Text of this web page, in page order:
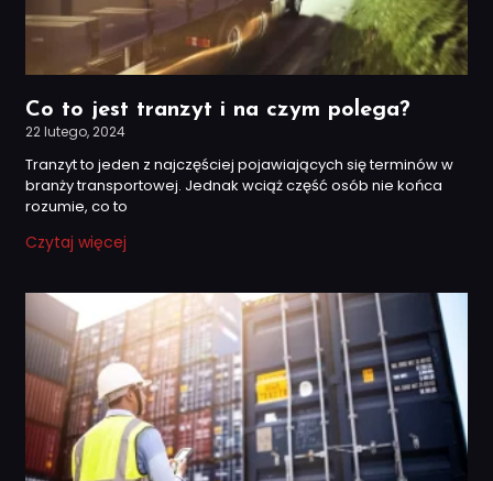
Co to jest tranzyt i na czym polega?
22 lutego, 2024
Tranzyt to jeden z najczęściej pojawiających się terminów w
branży transportowej. Jednak wciąż część osób nie końca
rozumie, co to
Czytaj więcej